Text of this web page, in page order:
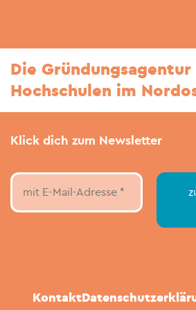
Die
Hochschulen im
Klick dich zum Newsletter
Kontakt